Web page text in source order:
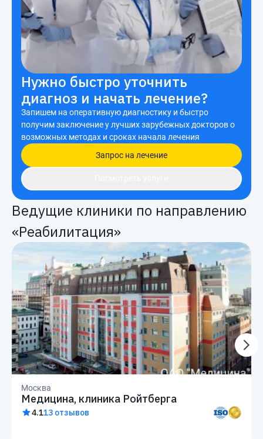
Нужно быстро уточнить
диагноз и начать лечение?
Запишем на оперативную диагностику и быстро
получим заключение у лучших зарубежных докторов о
возможных методах и сроках начала лечения
Запрос на лечение
Ведущие клиники по направлению
«Реабилитация»
Москва
Медицина, клиника Ройтберга
4.113 отзывов